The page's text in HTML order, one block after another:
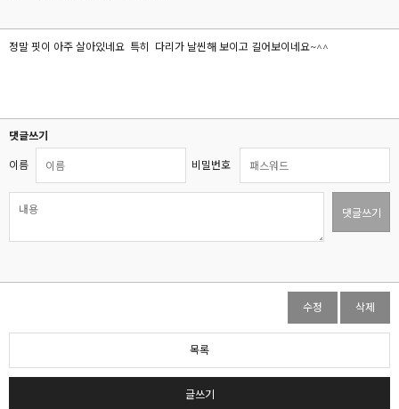
정말 핏이 아주 살아있네요 특히 다리가 날씬해 보이고 길어보이네요~^^
댓글쓰기
이름 비밀번호
댓글쓰기
수정 삭제
목록
글쓰기